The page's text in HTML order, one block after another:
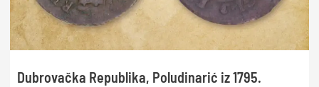
Dubrovačka Republika, Poludinarić iz 1795.